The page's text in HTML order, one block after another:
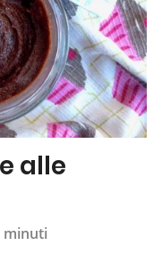
alle
minuti